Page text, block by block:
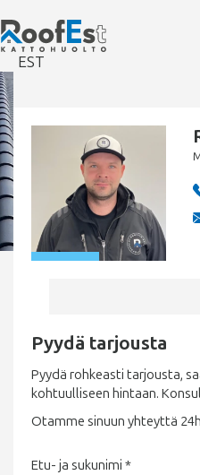
EST
Ammattilaisten
Pyydä tarjousta
Pyydä rohkeasti tarjousta,
kohtuulliseen hintaan.
Otamme sinuun yhteyttä
Etu- ja sukunimi *